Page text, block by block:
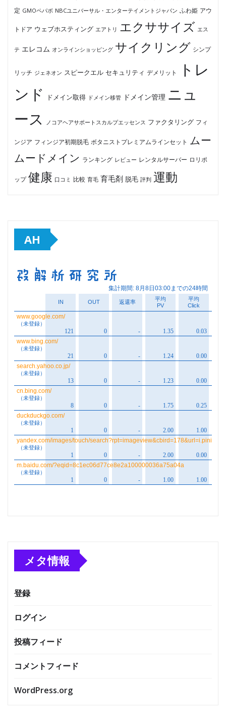
定 GMOペパボ NBCユニバーサル・エンターテイメントジャパン ふわ姫 アウ
トドア ウェブホスティング エアトリ エクササイズ エス
テ エレコム オンラインショッピング サイクリング シンプ
リッチ ジェネオン スピークエル セキュリティ デメリット
トレ
ンド
ドメイン取得 ドメイン移管 ドメイン管理 ニュ
ース
ノコアヘアサポートスカルプエッセンス ファクタリング フィ
ンジア フィンジア初期脱毛 ボタニストプレミアムラインセット ムー
ムードメイン ランキング レビュー レンタルサーバー ロリポ
ップ 健康 口コミ 比較 育毛 育毛剤 脱毛 評判 運動
AH
メタ情報
登録
ログイン
投稿フィード
コメントフィード
WordPress.org